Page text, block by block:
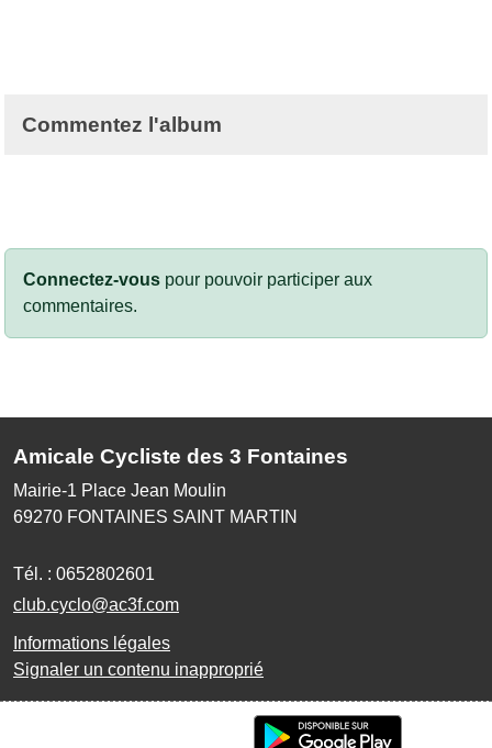
Commentez l'album
Connectez-vous pour pouvoir participer aux
commentaires.
Amicale Cycliste des 3 Fontaines
Mairie-1 Place Jean Moulin
69270 FONTAINES SAINT MARTIN
Tél. : 0652802601
club.cyclo@ac3f.com
Informations légales
Signaler un contenu inapproprié